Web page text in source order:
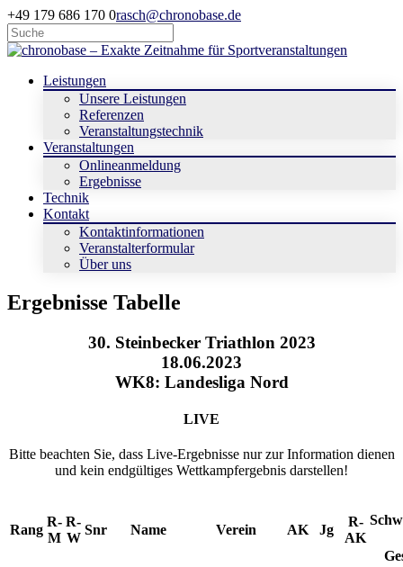
+49 179 686 170 0rasch@chronobase.de
Leistungen
Unsere Leistungen
Referenzen
Veranstaltungstechnik
Veranstaltungen
Onlineanmeldung
Ergebnisse
Technik
Kontakt
Kontaktinformationen
Veranstalterformular
Über uns
Ergebnisse Tabelle
30. Steinbecker Triathlon 2023
18.06.2023
WK8: Landesliga Nord
LIVE
Bitte beachten Sie, dass Live-Ergebnisse nur zur Information dienen
und kein endgültiges Wettkampfergebnis darstellen!
Rang
R-
M
R-
W
Snr Name Verein AK Jg
R-
AK